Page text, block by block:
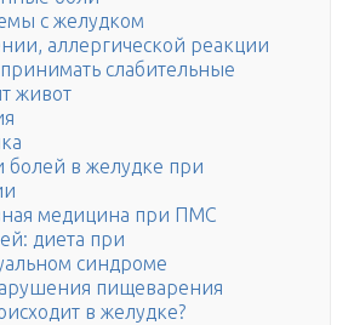
с желудком
аллергической реакции
слабительные
живот
болей в желудке при
медицина при ПМС
диета при
синдроме
пищеварения
в желудке?